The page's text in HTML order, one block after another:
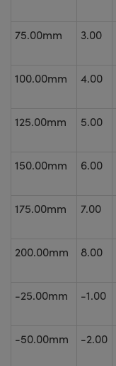
75.00mm
3.00
100.00mm
4.00
125.00mm
5.00
150.00mm
6.00
175.00mm
7.00
200.00mm
8.00
-25.00mm
-1.00
-50.00mm
-2.00